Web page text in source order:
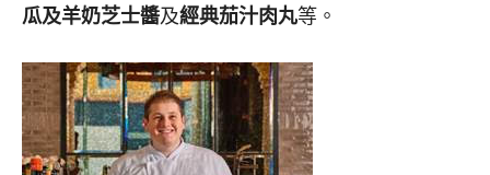
瓜及羊奶芝士醬及經典茄汁肉丸等。